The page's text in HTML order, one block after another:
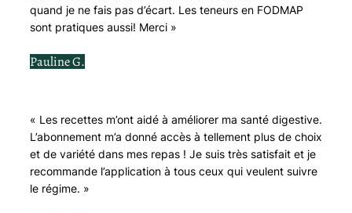
quand je ne fais pas d’écart. Les teneurs en FODMAP
sont pratiques aussi! Merci »
Pauline G.
« Les recettes m’ont aidé à améliorer ma santé digestive.
L’abonnement m’a donné accès à tellement plus de choix
et de variété dans mes repas ! Je suis très satisfait et je
recommande l’application à tous ceux qui veulent suivre
le régime. »